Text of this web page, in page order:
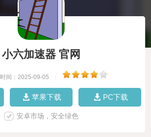
小六加速器 官网
时间：2025-09-05
苹果下载 PC下载
安卓市场，安全绿色